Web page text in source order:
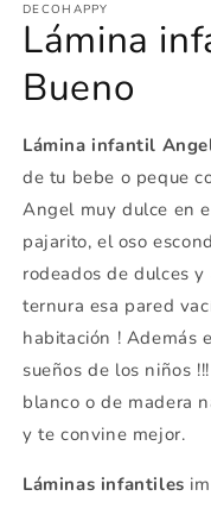
una
ventana
modal
DECOHAPPY
Lámina
Bueno
Lámina infantil
de tu bebe o peque
Angel muy dulce en
pajarito, el oso
rodeados de dulces
ternura esa pared
habitación ! Además
sueños de los niños
blanco o de madera
y te convine mejor.
Láminas infantiles